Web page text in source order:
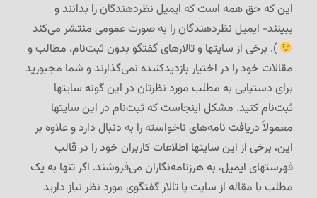
این که حق همه است که ایمیل نظردهندگان را بدانند و
ببینند- ایمیل نظردهندگان را به صورت عمومی منتشر می‌کند
). برخی از سایتها و تالارهای گفتگو بدون ثبت‌نام، مطالب و
مقالات خود را در اختیار بازدیدکننده نمی‌گذارند و شما مجبورید
برای دستیابی به مطلب مورد نظرتان در این گونه سایتها
ثبت‌نام کنید. مشکل اینجاست که ثبت‌نام در این سایتها
معمولاً دریافت نامه‌های ناخواسته را به دنبال دارد و علاوه بر
این، برخی از این سایتها اطلاعات کاربران خود را در قالب
فهرستهای ایمیل، به هرزنامه‌نگاران می‌فروشند. اگر تنها به یک
مطلب یا مقاله از سایت یا تالار گفتگوی مورد نظر نیاز دارید